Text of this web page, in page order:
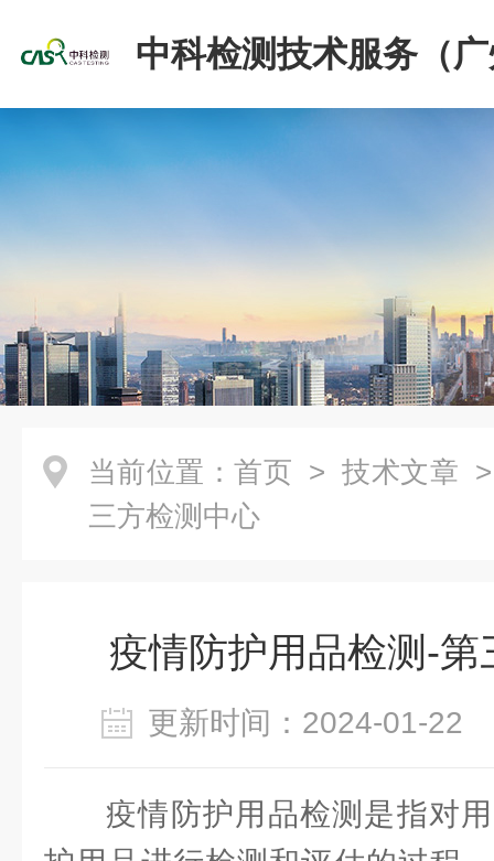
中科检测技术服务（
份有限公司
当前位置： 首页 > 技术文章
三方检测中心
疫情防护用品检测-第
更新时间：2024-01-
疫情防护用品检测是指对